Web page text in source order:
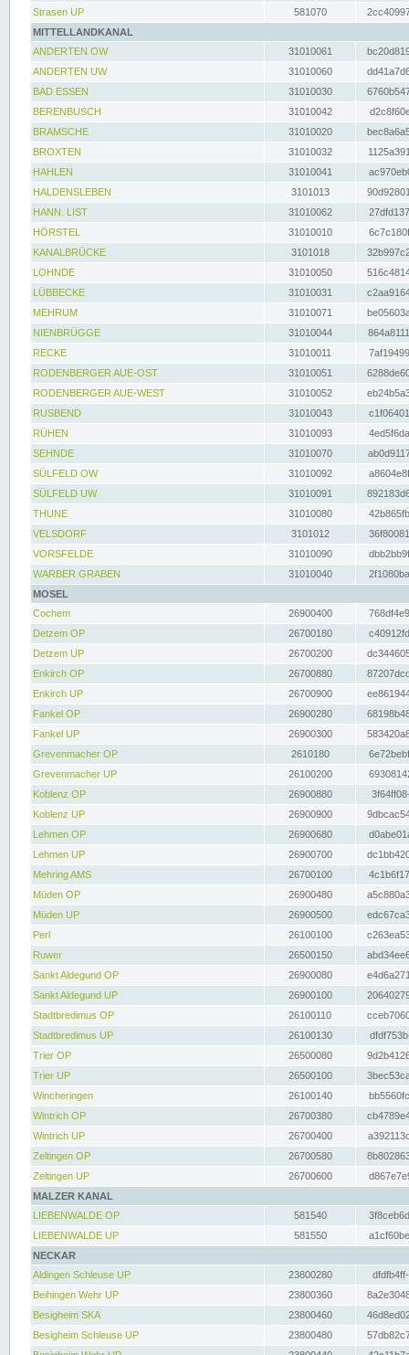
Strasen UP
581070
MITTELLANDKANAL
ANDERTEN OW
31010061
ANDERTEN UW
31010060
BAD ESSEN
31010030
BERENBUSCH
31010042
BRAMSCHE
31010020
BROXTEN
31010032
HAHLEN
31010041
HALDENSLEBEN
3101013
HANN. LIST
31010062
HÖRSTEL
31010010
KANALBRÜCKE
3101018
LOHNDE
31010050
LÜBBECKE
31010031
MEHRUM
31010071
NIENBRÜGGE
31010044
RECKE
31010011
RODENBERGER AUE-OST
31010051
RODENBERGER AUE-WEST
31010052
RUSBEND
31010043
RÜHEN
31010093
SEHNDE
31010070
SÜLFELD OW
31010092
SÜLFELD UW
31010091
THUNE
31010080
VELSDORF
3101012
VORSFELDE
31010090
WARBER GRABEN
31010040
MOSEL
Cochem
26900400
Detzem OP
26700180
Detzem UP
26700200
Enkirch OP
26700880
Enkirch UP
26700900
Fankel OP
26900280
Fankel UP
26900300
Grevenmacher OP
2610180
Grevenmacher UP
26100200
Koblenz OP
26900880
Koblenz UP
26900900
Lehmen OP
26900680
Lehmen UP
26900700
Mehring AMS
26700100
Müden OP
26900480
Müden UP
26900500
Perl
26100100
Ruwer
26500150
Sankt Aldegund OP
26900080
Sankt Aldegund UP
26900100
Stadtbredimus OP
26100110
Stadtbredimus UP
26100130
Trier OP
26500080
Trier UP
26500100
Wincheringen
26100140
Wintrich OP
26700380
Wintrich UP
26700400
Zeltingen OP
26700580
Zeltingen UP
26700600
MALZER KANAL
LIEBENWALDE OP
581540
LIEBENWALDE UP
581550
NECKAR
Aldingen Schleuse UP
23800280
Beihingen Wehr UP
23800360
Besigheim SKA
23800460
Besigheim Schleuse UP
23800480